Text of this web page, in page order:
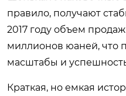
правило, получают
2017 году объем
миллионов юаней, что
масштабы и
Краткая, но емкая